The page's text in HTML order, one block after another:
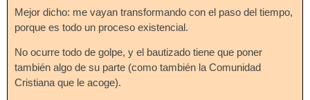
Mejor dicho: me vayan transformando con el paso del tiempo,
porque es todo un proceso existencial.
No ocurre todo de golpe, y el bautizado tiene que poner
también algo de su parte (como también la Comunidad
Cristiana que le acoge).